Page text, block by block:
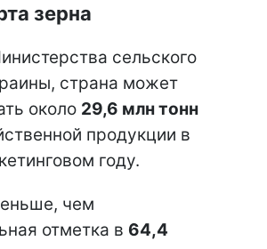
зерна
сельского
страна может
около 29,6 млн тонн
продукции в
году.
чем
отметка в 64,4